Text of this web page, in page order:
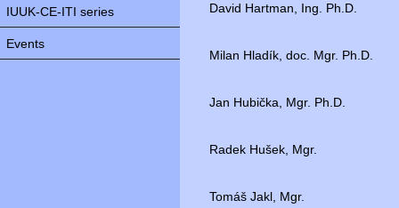
David Hartman, Ing. Ph.D.
Milan Hladík, doc. Mgr. Ph.D.
Jan Hubička, Mgr. Ph.D.
Radek Hušek, Mgr.
Tomáš Jakl, Mgr.
IUUK-CE-ITI series
Events